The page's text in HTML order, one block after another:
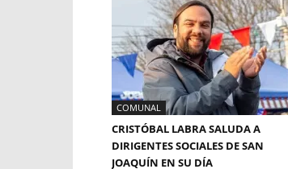
COMUNAL
CRISTÓBAL LABRA SALUDA A
DIRIGENTES SOCIALES DE SAN
JOAQUÍN EN SU DÍA